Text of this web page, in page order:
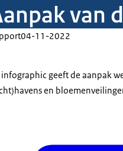
van
04-11-2022
infographic geeft de aanpak
en